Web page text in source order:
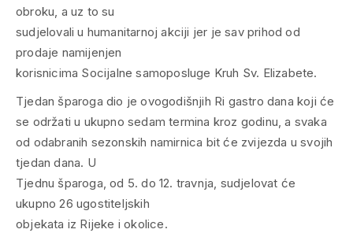
obroku, a uz to su
sudjelovali u humanitarnoj akciji jer je sav prihod od
prodaje namijenjen
korisnicima Socijalne samoposluge Kruh Sv. Elizabete.
Tjedan šparoga dio je ovogodišnjih Ri gastro dana koji će
se održati u ukupno sedam termina kroz godinu, a svaka
od odabranih sezonskih namirnica bit će zvijezda u svojih
tjedan dana. U
Tjednu šparoga, od 5. do 12. travnja, sudjelovat će
ukupno 26 ugostiteljskih
objekata iz Rijeke i okolice.